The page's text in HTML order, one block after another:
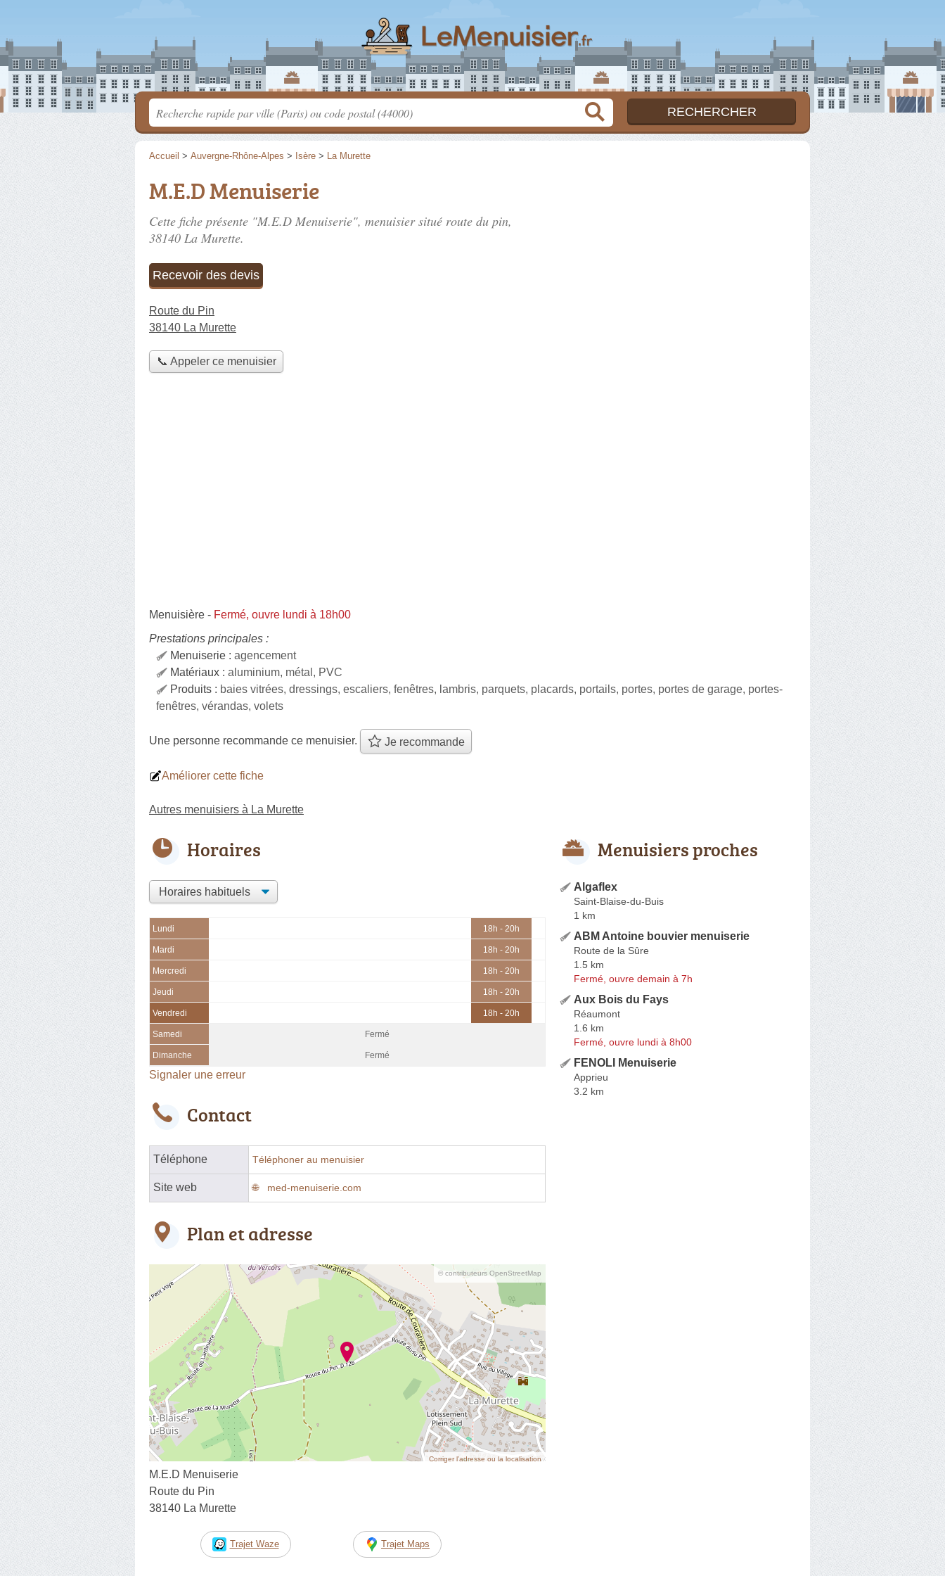
Accueil > Auvergne-Rhône-Alpes > Isère > La Murette
M.E.D Menuiserie
Cette fiche présente "M.E.D Menuiserie", menuisier situé route du pin,
38140 La Murette.
Recevoir des devis
Route du Pin
38140 La Murette
📞 Appeler ce menuisier
Menuisière - Fermé, ouvre lundi à 18h00
Prestations principales :
Menuiserie : agencement
Matériaux : aluminium, métal, PVC
Produits : baies vitrées, dressings, escaliers, fenêtres, lambris, parquets, placards, portails, portes, portes de garage, portes-
fenêtres, vérandas, volets
Une personne recommande ce menuisier. Je recommande
Améliorer cette fiche
Autres menuisiers à La Murette
Horaires
Lundi 18h - 20h
Mardi 18h - 20h
Mercredi 18h - 20h
Jeudi 18h - 20h
Vendredi 18h - 20h
Samedi Fermé
Dimanche Fermé
Signaler une erreur
Contact
Téléphone Téléphoner au menuisier
Site web med-menuiserie.com
Plan et adresse
© contributeurs OpenStreetMap
Corriger l’adresse ou la localisation
M.E.D Menuiserie
Route du Pin
38140 La Murette
Trajet Waze Trajet Maps
Menuisiers proches
Algaflex
Saint-Blaise-du-Buis
1 km
ABM Antoine bouvier menuiserie
Route de la Sûre
1.5 km
Fermé, ouvre demain à 7h
Aux Bois du Fays
Réaumont
1.6 km
Fermé, ouvre lundi à 8h00
FENOLI Menuiserie
Apprieu
3.2 km